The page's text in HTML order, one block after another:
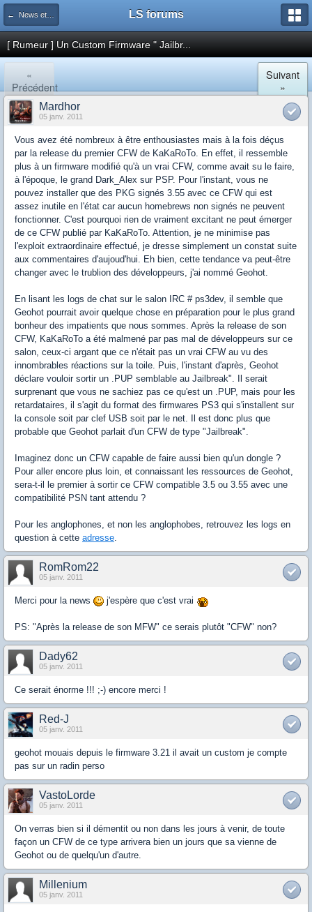
← News et actualités postées sur LS LS forums
[ Rumeur ] Un Custom Firmware " Jailbr...
«
Précédent
Suivant
»
Mardhor
05 janv. 2011
Vous avez été nombreux à être enthousiastes mais à la fois déçus
par la release du premier CFW de KaKaRoTo. En effet, il ressemble
plus à un firmware modifié qu'à un vrai CFW, comme avait su le faire,
à l'époque, le grand Dark_Alex sur PSP. Pour l'instant, vous ne
pouvez installer que des PKG signés 3.55 avec ce CFW qui est
assez inutile en l'état car aucun homebrews non signés ne peuvent
fonctionner. C'est pourquoi rien de vraiment excitant ne peut émerger
de ce CFW publié par KaKaRoTo. Attention, je ne minimise pas
l'exploit extraordinaire effectué, je dresse simplement un constat suite
aux commentaires d'aujoud'hui. Eh bien, cette tendance va peut-être
changer avec le trublion des développeurs, j'ai nommé Geohot.
En lisant les logs de chat sur le salon IRC # ps3dev, il semble que
Geohot pourrait avoir quelque chose en préparation pour le plus grand
bonheur des impatients que nous sommes. Après la release de son
CFW, KaKaRoTo a été malmené par pas mal de développeurs sur ce
salon, ceux-ci argant que ce n'était pas un vrai CFW au vu des
innombrables réactions sur la toile. Puis, l'instant d'après, Geohot
déclare vouloir sortir un .PUP semblable au Jailbreak". Il serait
surprenant que vous ne sachiez pas ce qu'est un .PUP, mais pour les
retardataires, il s'agit du format des firmwares PS3 qui s'installent sur
la console soit par clef USB soit par le net. Il est donc plus que
probable que Geohot parlait d'un CFW de type "Jailbreak".
Imaginez donc un CFW capable de faire aussi bien qu'un dongle ?
Pour aller encore plus loin, et connaissant les ressources de Geohot,
sera-t-il le premier à sortir ce CFW compatible 3.5 ou 3.55 avec une
compatibilité PSN tant attendu ?
Pour les anglophones, et non les anglophobes, retrouvez les logs en
question à cette adresse.
RomRom22
05 janv. 2011
Merci pour la news j'espère que c'est vrai
PS: "Après la release de son MFW" ce serais plutôt "CFW" non?
Dady62
05 janv. 2011
Ce serait énorme !!! ;-) encore merci !
Red-J
05 janv. 2011
geohot mouais depuis le firmware 3.21 il avait un custom je compte
pas sur un radin perso
VastoLorde
05 janv. 2011
On verras bien si il démentit ou non dans les jours à venir, de toute
façon un CFW de ce type arrivera bien un jours que sa vienne de
Geohot ou de quelqu'un d'autre.
Millenium
05 janv. 2011